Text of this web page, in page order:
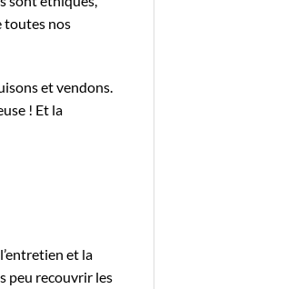
toutes nos
et vendons.
! Et la
et la
peu recouvrir les